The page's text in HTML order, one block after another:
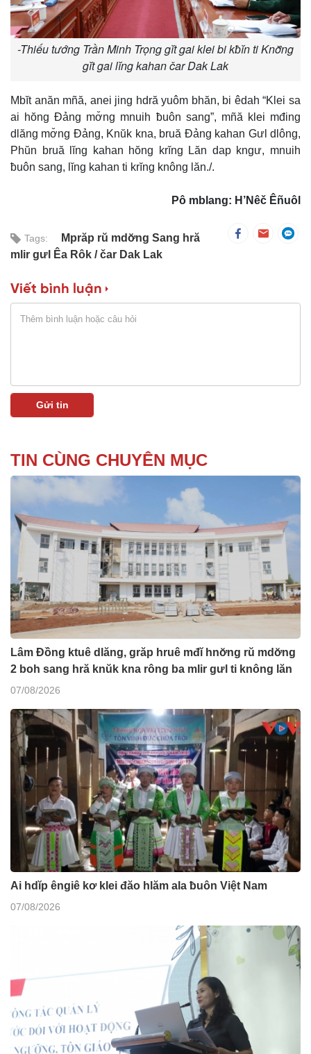
-Thiếu tướng Trần Minh Trọng gĭt gai klei bi kƀĭn ti Knơ̆ng
gĭt gai lĭng kahan čar Dak Lak
Mbĭt anăn mñă, anei jing hdră yuôm bhăn, bi êdah “Klei sa
ai hŏng Đảng mơ̆ng mnuih ƀuôn sang”, mñă klei mđing
dlăng mơ̆ng Đảng, Knŭk kna, bruă Đảng kahan Gưl dlông,
Phŭn bruă lĭng kahan hŏng krĭng Lăn dap kngư, mnuih
ƀuôn sang, lĭng kahan ti krĭng knông lăn./.
Pô mblang: H’Nêč Êñuôl
Tags:
Mprăp rŭ mdơ̆ng Sang hră
mlir gưl Êa Rôk
čar Dak Lak
Viết bình luận
TIN CÙNG CHUYÊN MỤC
Lâm Đồng ktuê dlăng, grăp hruê mđĭ hnơ̆ng rŭ mdơ̆ng
2 boh sang hră knŭk kna rông ba mlir gưl ti knông lăn
07/08/2026
Ai hdĭp êngiê kơ klei đăo hlăm ala ƀuôn Việt Nam
07/08/2026